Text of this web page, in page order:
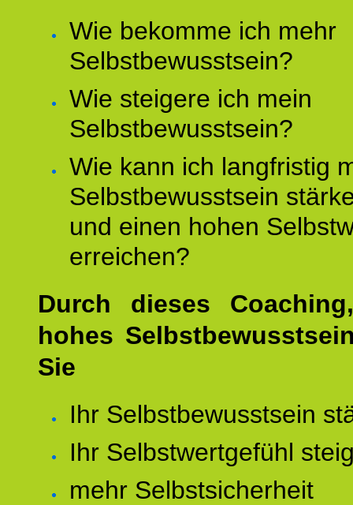
Wie bekomme ich mehr
Selbstbewusstsein?
Wie steigere ich mein
Selbstbewusstsein?
Wie kann ich langfristig
Selbstbewusstsein
und einen hohen
erreichen?
Durch dieses
hohes
Sie
Ihr Selbstbewusstsein
Ihr Selbstwertgefühl
mehr Selbstsicherheit